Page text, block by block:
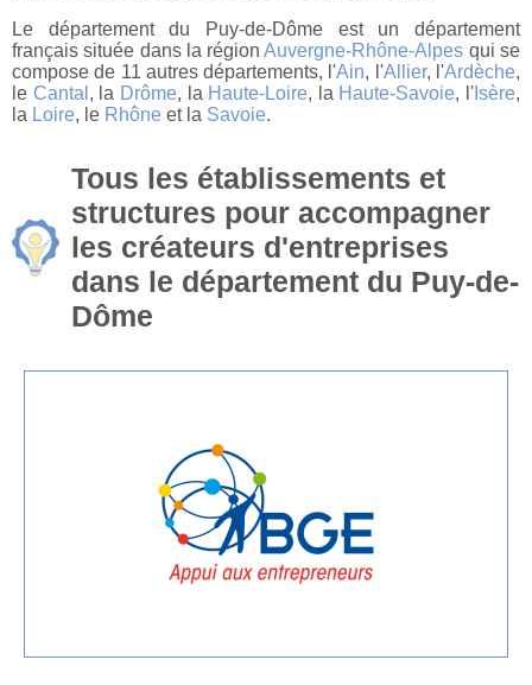
Le département du Puy-de-Dôme est un département
français située dans la régionAuvergne-Rhône-Alpes qui se
compose de 11 autres départements, l'Ain, l'Allier, l'Ardèche,
le Cantal , la Drôme, la Haute-Loire, la Haute-Savoie, l' Isère,
la Loire, le Rhône et la Savoie.
Tous les établissements et
structures pour accompagner
les créateurs d'entreprises
dans le département du Puy-de-
Dôme